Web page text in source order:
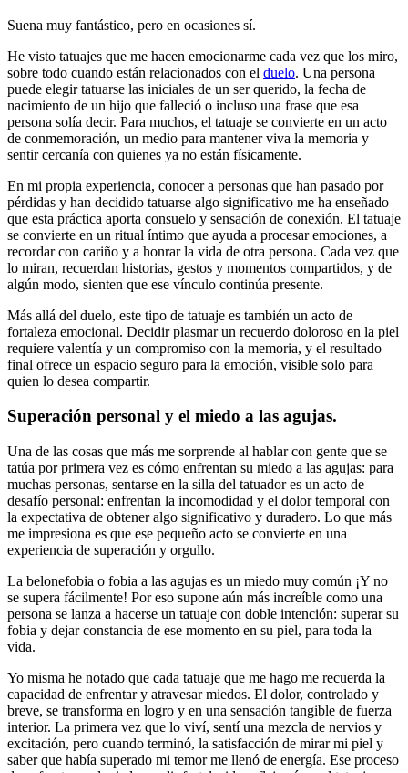
Suena muy fantástico, pero en ocasiones sí.
He visto tatuajes que me hacen emocionarme cada vez que los miro,
sobre todo cuando están relacionados con el duelo. Una persona
puede elegir tatuarse las iniciales de un ser querido, la fecha de
nacimiento de un hijo que falleció o incluso una frase que esa
persona solía decir. Para muchos, el tatuaje se convierte en un acto
de conmemoración, un medio para mantener viva la memoria y
sentir cercanía con quienes ya no están físicamente.
En mi propia experiencia, conocer a personas que han pasado por
pérdidas y han decidido tatuarse algo significativo me ha enseñado
que esta práctica aporta consuelo y sensación de conexión. El tatuaje
se convierte en un ritual íntimo que ayuda a procesar emociones, a
recordar con cariño y a honrar la vida de otra persona. Cada vez que
lo miran, recuerdan historias, gestos y momentos compartidos, y de
algún modo, sienten que ese vínculo continúa presente.
Más allá del duelo, este tipo de tatuaje es también un acto de
fortaleza emocional. Decidir plasmar un recuerdo doloroso en la piel
requiere valentía y un compromiso con la memoria, y el resultado
final ofrece un espacio seguro para la emoción, visible solo para
quien lo desea compartir.
Superación personal y el miedo a las agujas.
Una de las cosas que más me sorprende al hablar con gente que se
tatúa por primera vez es cómo enfrentan su miedo a las agujas: para
muchas personas, sentarse en la silla del tatuador es un acto de
desafío personal: enfrentan la incomodidad y el dolor temporal con
la expectativa de obtener algo significativo y duradero. Lo que más
me impresiona es que ese pequeño acto se convierte en una
experiencia de superación y orgullo.
La belonefobia o fobia a las agujas es un miedo muy común ¡Y no
se supera fácilmente! Por eso supone aún más increíble como una
persona se lanza a hacerse un tatuaje con doble intención: superar su
fobia y dejar constancia de ese momento en su piel, para toda la
vida.
Yo misma he notado que cada tatuaje que me hago me recuerda la
capacidad de enfrentar y atravesar miedos. El dolor, controlado y
breve, se transforma en logro y en una sensación tangible de fuerza
interior. La primera vez que lo viví, sentí una mezcla de nervios y
excitación, pero cuando terminó, la satisfacción de mirar mi piel y
saber que había superado mi temor me llenó de energía. Ese proceso